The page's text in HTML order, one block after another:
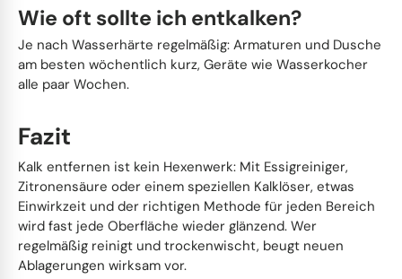
Wie oft sollte ich entkalken?
Je nach Wasserhärte regelmäßig: Armaturen und Dusche
am besten wöchentlich kurz, Geräte wie Wasserkocher
alle paar Wochen.
Fazit
Kalk entfernen ist kein Hexenwerk: Mit Essigreiniger,
Zitronensäure oder einem speziellen Kalklöser, etwas
Einwirkzeit und der richtigen Methode für jeden Bereich
wird fast jede Oberfläche wieder glänzend. Wer
regelmäßig reinigt und trockenwischt, beugt neuen
Ablagerungen wirksam vor.